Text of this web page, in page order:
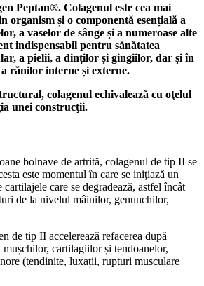
Peptan®. Colagenul este cea mai
organism și o componentă esențială a
a vaselor de sânge și a numeroase alte
indispensabil pentru sănătatea
a pielii, a dinților și gingiilor, dar și în
rănilor interne și externe.
colagenul echivalează cu oţelul
unei construcţii.
bolnave de artrită, colagenul de tip II se
este momentul în care se iniţiază un
cartilajele care se degradează, astfel încât
de la nivelul mâinilor, genunchilor,
de tip II accelerează refacerea după
mușchilor, cartilagiilor și tendoanelor,
(tendinite, luxații, rupturi musculare